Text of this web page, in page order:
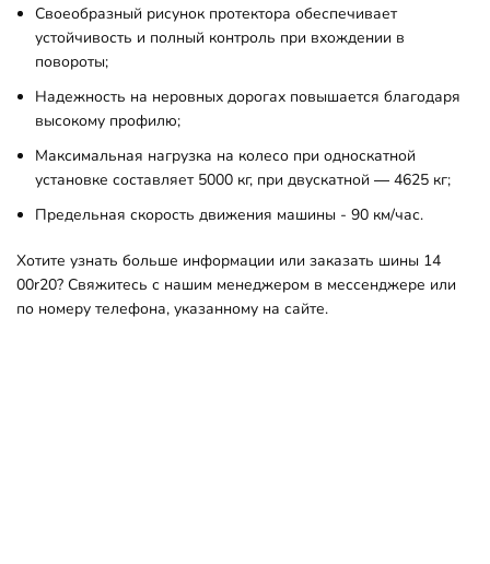
Своеобразный рисунок протектора обеспечивает
устойчивость и полный контроль при вхождении в
повороты;
Надежность на неровных дорогах повышается благодаря
высокому профилю;
Максимальная нагрузка на колесо при односкатной
установке составляет 5000 кг, при двускатной — 4625 кг;
Предельная скорость движения машины - 90 км/час.
Хотите узнать больше информации или заказать шины 14
00r20? Свяжитесь с нашим менеджером в мессенджере или
по номеру телефона, указанному на сайте.